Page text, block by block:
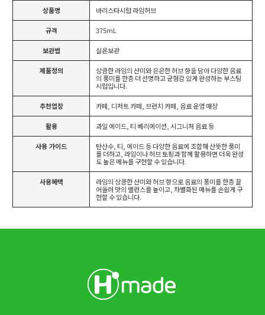
상품명 바리스타시럽 라임허브
규격 375mL
보관법 실온보관
제품정의
상큼한 라임의 산미와 은은한 허브 향을 담아 다양한 음료
의 풍미를 한층 더 선명하고 균형감 있게 완성하는 부스팅
시럽입니다.
추천업장 카페, 디저트 카페, 브런치 카페, 음료 운영 매장
활용 과일 에이드, 티 베리에이션, 시그니처 음료 등
사용 가이드
탄산수, 티, 에이드 등 다양한 음료에 조합해 산뜻한 풍미
를 더하고, 라임이나 허브 토핑과 함께 활용하면 더욱 완성
도 높은 메뉴를 구현할 수 있습니다.
사용혜택
라임의 상큼한 산미와 허브 향으로 음료의 풍미를 한층 끌
어올려 맛의 밸런스를 높이고, 차별화된 메뉴를 손쉽게 구
현할 수 있습니다.